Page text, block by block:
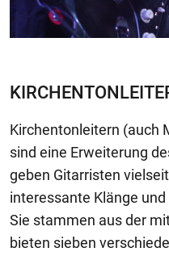
Kirchentonleitern (auch
sind eine Erweiterung
geben Gitarristen
interessante Klänge
Sie stammen aus der
bieten sieben